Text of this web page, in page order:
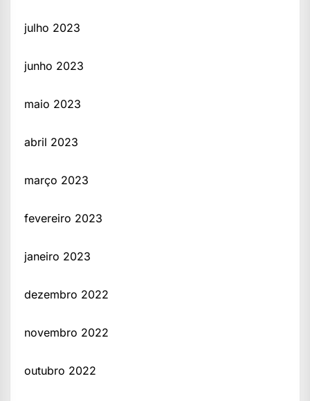
julho 2023
junho 2023
maio 2023
abril 2023
março 2023
fevereiro 2023
janeiro 2023
dezembro 2022
novembro 2022
outubro 2022